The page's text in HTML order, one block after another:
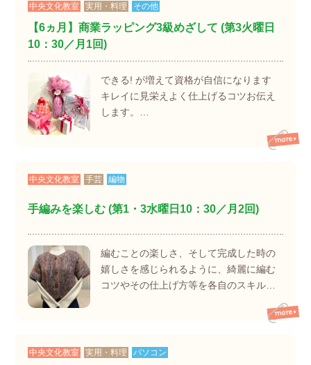
中央文化教室 実用・料理 その他
【6ヵ月】商業ラッピング3級めざして (第3火曜日
10：30／月1回)
できる! が増えて資格が自信になります
キレイに見栄えよく仕上げるコツお伝え
します。…
中央文化教室 手芸 編物
手編みを楽しむ (第1・3水曜日10：30／月2回)
編むことの楽しさ、そして完成した時の
嬉しさを感じられるように、綺麗に編む
コツやその仕上げ方等を各自のスキル…
中央文化教室 実用・料理 パソコン